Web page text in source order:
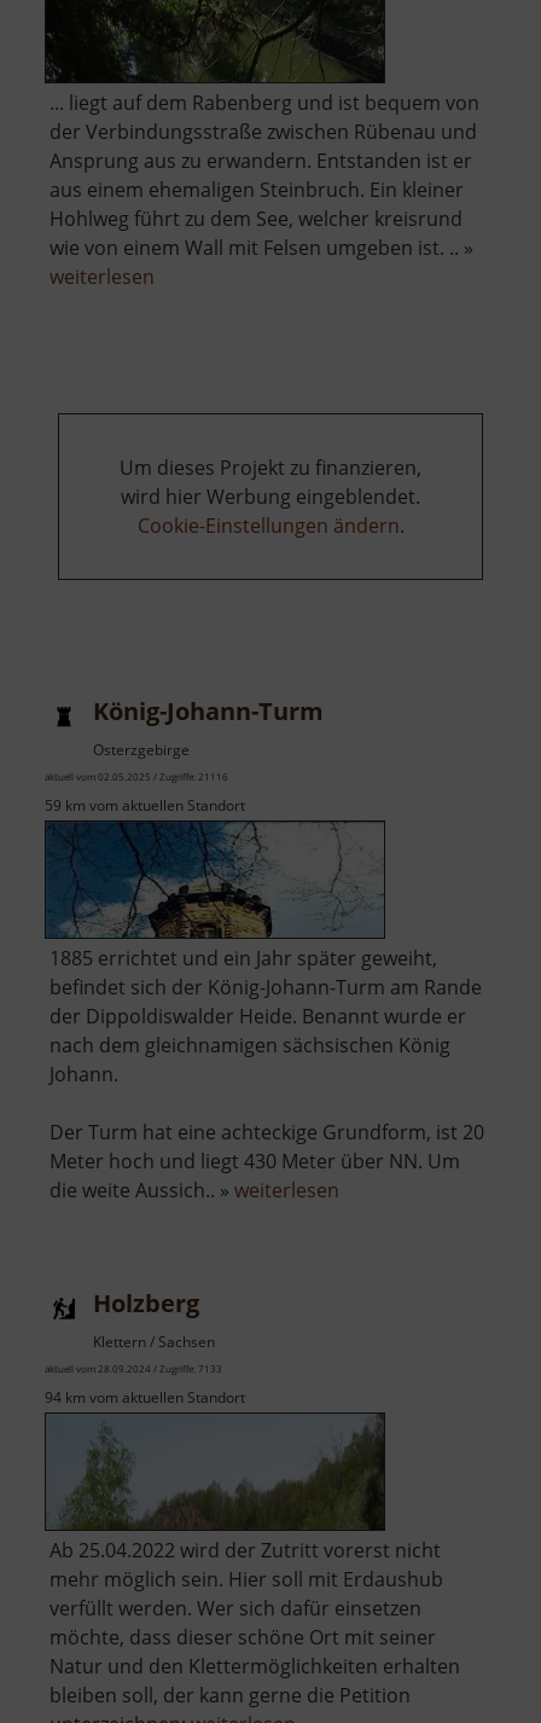
... liegt auf dem Rabenberg und ist bequem von
der Verbindungsstraße zwischen Rübenau und
Ansprung aus zu erwandern. Entstanden ist er
aus einem ehemaligen Steinbruch. Ein kleiner
Hohlweg führt zu dem See, welcher kreisrund
wie von einem Wall mit Felsen umgeben ist. .. »
weiterlesen
Um dieses Projekt zu finanzieren,
wird hier Werbung eingeblendet.
Cookie-Einstellungen ändern.
König-Johann-Turm
Osterzgebirge
aktuell vom 02.05.2025 / Zugriffe: 21116
59 km vom aktuellen Standort
1885 errichtet und ein Jahr später geweiht,
befindet sich der König-Johann-Turm am Rande
der Dippoldiswalder Heide. Benannt wurde er
nach dem gleichnamigen sächsischen König
Johann.
Der Turm hat eine achteckige Grundform, ist 20
Meter hoch und liegt 430 Meter über NN. Um
die weite Aussich.. » weiterlesen
Holzberg
Klettern / Sachsen
aktuell vom 28.09.2024 / Zugriffe: 7133
94 km vom aktuellen Standort
Ab 25.04.2022 wird der Zutritt vorerst nicht
mehr möglich sein. Hier soll mit Erdaushub
verfüllt werden. Wer sich dafür einsetzen
möchte, dass dieser schöne Ort mit seiner
Natur und den Klettermöglichkeiten erhalten
bleiben soll, der kann gerne die Petition